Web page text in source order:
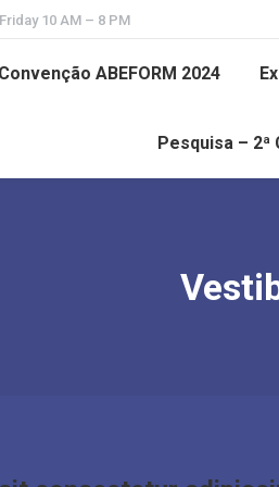
10 AM – 8 PM
Convenção ABEFORM 2024
Pesquisa – 2ª